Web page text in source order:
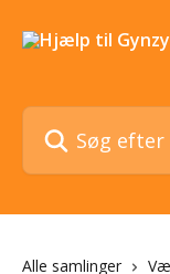
Søg efter artikler...
Alle samlinger